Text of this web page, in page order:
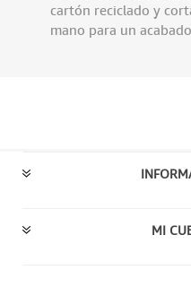
cartón reciclado y
mano para un
MI